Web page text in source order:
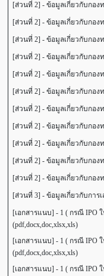
[ส่วนที่ 2] - ข้อมูลเกี่ยวกับกองท
[ส่วนที่ 2] - ข้อมูลเกี่ยวกับกองท
[ส่วนที่ 2] - ข้อมูลเกี่ยวกับกองท
[ส่วนที่ 2] - ข้อมูลเกี่ยวกับกองท
[ส่วนที่ 2] - ข้อมูลเกี่ยวกับกองท
[ส่วนที่ 2] - ข้อมูลเกี่ยวกับกองท
[ส่วนที่ 2] - ข้อมูลเกี่ยวกับกองท
[ส่วนที่ 2] - ข้อมูลเกี่ยวกับกองท
[ส่วนที่ 2] - ข้อมูลเกี่ยวกับกองท
[ส่วนที่ 2] - ข้อมูลเกี่ยวกับกองท
[ส่วนที่ 2] - ข้อมูลเกี่ยวกับกองท
[ส่วนที่ 3] - ข้อมูลเกี่ยวกับการ
[เอกสารแนบ] - 1 ( กรณี
(pdf,docx,doc,xlsx,xls)
[เอกสารแนบ] - 1 ( กรณี
(pdf,docx,doc,xlsx,xls)
[เอกสารแนบ] - 1 ( กรณี